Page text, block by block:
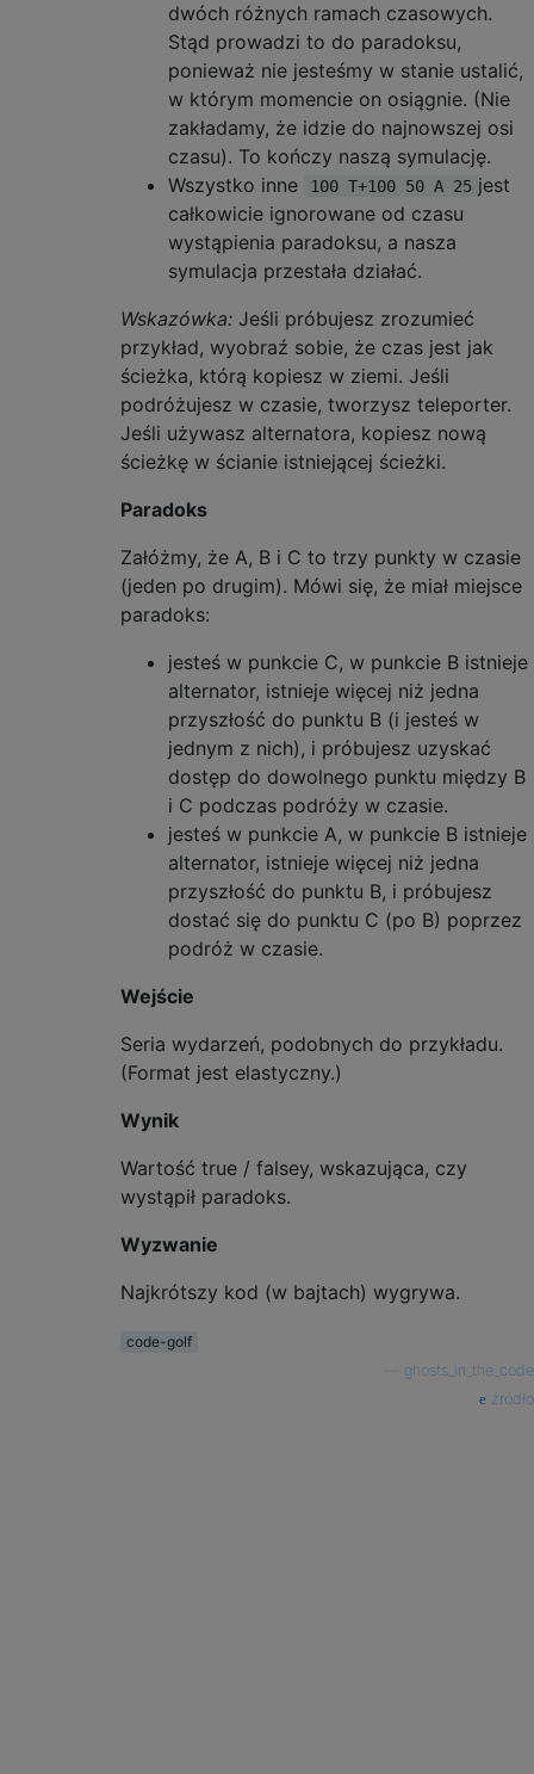
dwóch różnych ramach czasowych.
Stąd prowadzi to do paradoksu,
ponieważ nie jesteśmy w stanie ustalić,
w którym momencie on osiągnie. (Nie
zakładamy, że idzie do najnowszej osi
czasu). To kończy naszą symulację.
Wszystko inne
100 T+100 50 A 25 jest
całkowicie ignorowane od czasu
wystąpienia paradoksu, a nasza
symulacja przestała działać.
Wskazówka: Jeśli próbujesz zrozumieć
przykład, wyobraź sobie, że czas jest jak
ścieżka, którą kopiesz w ziemi. Jeśli
podróżujesz w czasie, tworzysz teleporter.
Jeśli używasz alternatora, kopiesz nową
ścieżkę w ścianie istniejącej ścieżki.
Paradoks
Załóżmy, że A, B i C to trzy punkty w czasie
(jeden po drugim). Mówi się, że miał miejsce
paradoks:
jesteś w punkcie C, w punkcie B istnieje
alternator, istnieje więcej niż jedna
przyszłość do punktu B (i jesteś w
jednym z nich), i próbujesz uzyskać
dostęp do dowolnego punktu między B
i C podczas podróży w czasie.
jesteś w punkcie A, w punkcie B istnieje
alternator, istnieje więcej niż jedna
przyszłość do punktu B, i próbujesz
dostać się do punktu C (po B) poprzez
podróż w czasie.
Wejście
Seria wydarzeń, podobnych do przykładu.
(Format jest elastyczny.)
Wynik
Wartość true / falsey, wskazująca, czy
wystąpił paradoks.
Wyzwanie
Najkrótszy kod (w bajtach) wygrywa.
code-golf
ghosts_in_the_code
źródło